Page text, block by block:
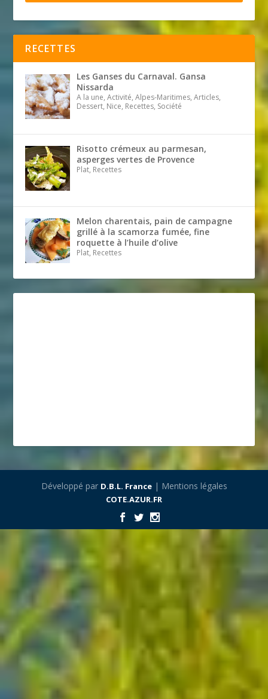
RECETTES
Les Ganses du Carnaval. Gansa
Nissarda
A la une, Activité, Alpes-Maritimes, Articles,
Dessert, Nice, Recettes, Société
Risotto crémeux au parmesan,
asperges vertes de Provence
Plat, Recettes
Melon charentais, pain de campagne
grillé à la scamorza fumée, fine
roquette à l’huile d’olive
Plat, Recettes
Développé par D.B.L. France| Mentions légales
COTE.AZUR.FR